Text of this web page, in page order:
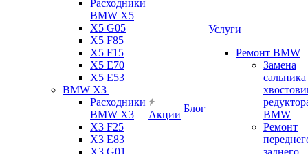
Расходники
BMW X5
X5 G05
X5 F85
X5 F15
X5 E70
X5 E53
BMW X3
Расходники
BMW X3
X3 F25
X3 E83
X3 G01
Акции
Блог
Услуги
Ремонт BMW
Замена
сальника
BMW
Ремонт
заднего